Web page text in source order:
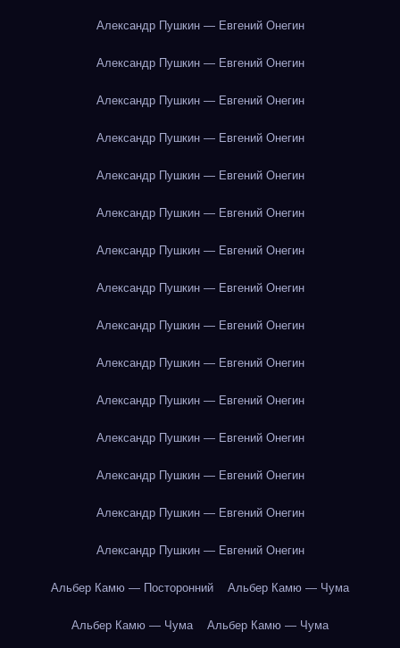
Александр Пушкин — Евгений Онегин
Александр Пушкин — Евгений Онегин
Александр Пушкин — Евгений Онегин
Александр Пушкин — Евгений Онегин
Александр Пушкин — Евгений Онегин
Александр Пушкин — Евгений Онегин
Александр Пушкин — Евгений Онегин
Александр Пушкин — Евгений Онегин
Александр Пушкин — Евгений Онегин
Александр Пушкин — Евгений Онегин
Александр Пушкин — Евгений Онегин
Александр Пушкин — Евгений Онегин
Александр Пушкин — Евгений Онегин
Александр Пушкин — Евгений Онегин
Александр Пушкин — Евгений Онегин
Альбер Камю — Посторонний Альбер Камю — Чума
Альбер Камю — Чума Альбер Камю — Чума